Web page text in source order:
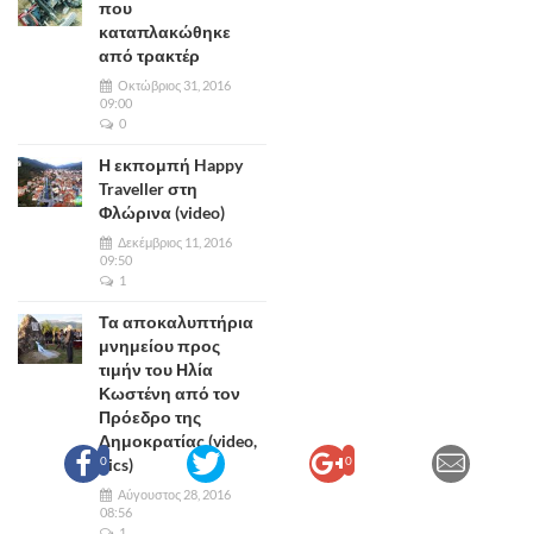
0 0
που
καταπλακώθηκε
από τρακτέρ
Οκτώβριος 31, 2016
09:00
0
Η εκπομπή Happy
Traveller στη
Φλώρινα (video)
Δεκέμβριος 11, 2016
09:50
1
Τα αποκαλυπτήρια
μνημείου προς
τιμήν του Ηλία
Κωστένη από τον
Πρόεδρο της
Δημοκρατίας (video,
pics)
Αύγουστος 28, 2016
08:56